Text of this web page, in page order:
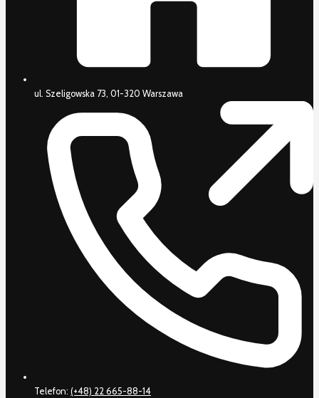
ul. Szeligowska 73, 01-320 Warszawa
Telefon: (+48) 22 665-88-14